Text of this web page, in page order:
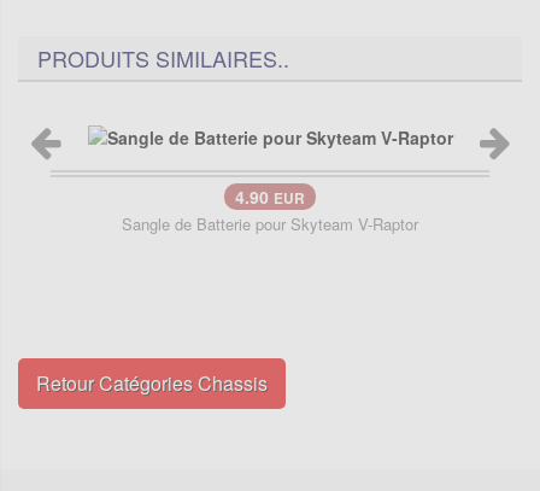
PRODUITS SIMILAIRES..
4.90 EUR
Sangle de Batterie pour Skyteam V-Raptor
Retour Catégories Chassis